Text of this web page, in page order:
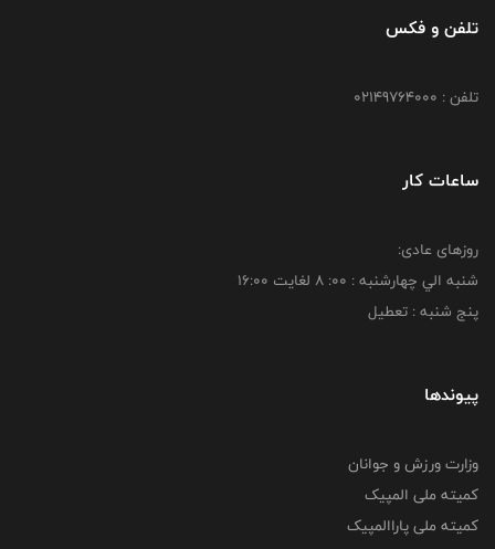
تلفن و فکس
تلفن : 02149764000
ساعات کار
روزهای عادی:
شنبه الي چهارشنبه : 00: 8 لغايت 16:00
پنج شنبه : تعطیل
پیوندها
وزارت ورزش و جوانان
کمیته ملی المپیک
کمیته ملی پاراالمپیک